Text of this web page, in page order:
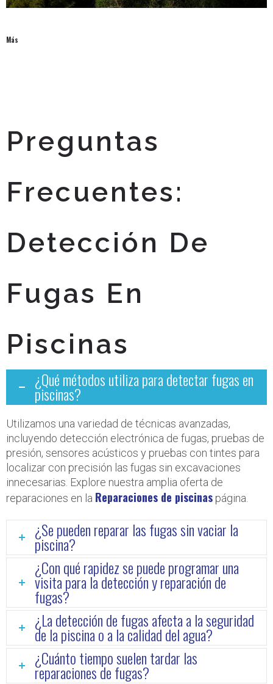
Más
Preguntas
Frecuentes:
Detección De
Fugas En
Piscinas
¿Qué métodos utiliza para detectar fugas en
piscinas?
Utilizamos una variedad de técnicas avanzadas,
incluyendo detección electrónica de fugas, pruebas de
presión, sensores acústicos y pruebas con tintes para
localizar con precisión las fugas sin excavaciones
innecesarias. Explore nuestra amplia oferta de
reparaciones en la Reparaciones de piscinas página.
¿Se pueden reparar las fugas sin vaciar la
piscina?
¿Con qué rapidez se puede programar una
visita para la detección y reparación de
fugas?
¿La detección de fugas afecta a la seguridad
de la piscina o a la calidad del agua?
¿Cuánto tiempo suelen tardar las
reparaciones de fugas?